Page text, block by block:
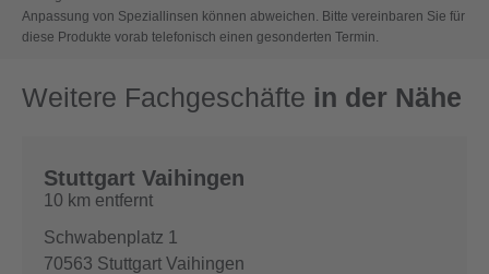
Anpassung von Speziallinsen können abweichen. Bitte vereinbaren Sie für
diese Produkte vorab telefonisch einen gesonderten Termin.
Weitere Fachgeschäfte in der Nähe
Stuttgart Vaihingen
10 km entfernt
Schwabenplatz 1
70563 Stuttgart Vaihingen